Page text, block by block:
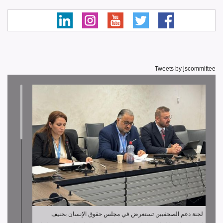
Tweets by jscommittee
لجنة دعم الصحفيين تستعرض في مجلس حقوق الإنسان بجنيف